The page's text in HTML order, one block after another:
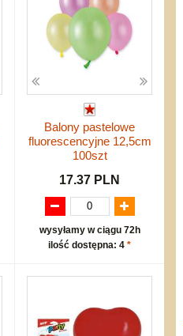
Balony pastelowe
fluorescencyjne 12,5cm
100szt
17.37 PLN
wysyłamy w ciągu 72h
ilość dostępna: 4 *